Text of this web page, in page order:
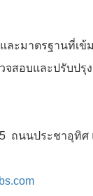
ละมาตรฐานที่เ
สอบและปรับปรุ
ถนนประชาอุทิศ